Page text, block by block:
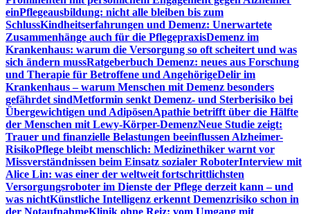
einPflegeausbildung: nicht alle bleiben bis zum
SchlussKindheitserfahrungen und Demenz: Unerwartete
Zusammenhänge auch für die PflegepraxisDemenz im
Krankenhaus: warum die Versorgung so oft scheitert und was
sich ändern mussRatgeberbuch Demenz: neues aus Forschung
und Therapie für Betroffene und AngehörigeDelir im
Krankenhaus – warum Menschen mit Demenz besonders
gefährdet sindMetformin senkt Demenz- und Sterberisiko bei
Übergewichtigen und AdipösenApathie betrifft über die Hälfte
der Menschen mit Lewy-Körper-DemenzNeue Studie zeigt:
Trauer und finanzielle Belastungen beeinflussen Alzheimer-
RisikoPflege bleibt menschlich: Medizinethiker warnt vor
Missverständnissen beim Einsatz sozialer RoboterInterview mit
Alice Lin: was einer der weltweit fortschrittlichsten
Versorgungsroboter im Dienste der Pflege derzeit kann – und
was nichtKünstliche Intelligenz erkennt Demenzrisiko schon in
der NotaufnahmeKlinik ohne Reiz: vom Umgang mit